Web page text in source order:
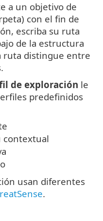
a un objetivo de
con el fin de
escriba su ruta
de la estructura
ruta distingue entre
de exploración le
predefinidos
contextual
usan diferentes
.